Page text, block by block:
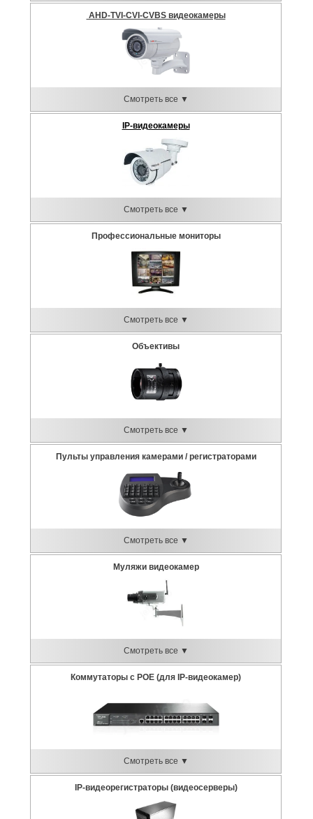
AHD-TVI-CVI-CVBS видеокамеры
Смотреть все ▼
IP-видеокамеры
Смотреть все ▼
Профессиональные мониторы
Смотреть все ▼
Объективы
Смотреть все ▼
Пульты управления камерами / регистраторами
Смотреть все ▼
Муляжи видеокамер
Смотреть все ▼
Коммутаторы с POE (для IP-видеокамер)
Смотреть все ▼
IP-видеорегистраторы (видеосерверы)